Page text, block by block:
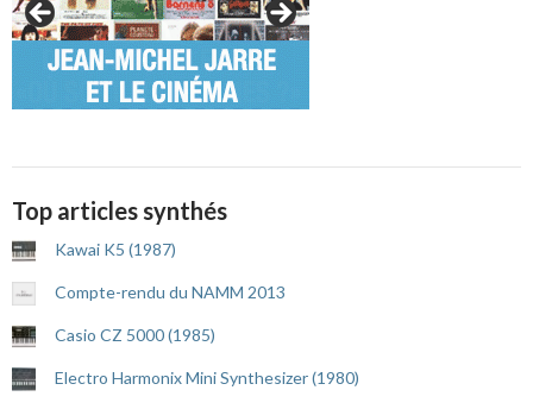
Top articles synthés
Kawai K5 (1987)
Compte-rendu du NAMM 2013
Casio CZ 5000 (1985)
Electro Harmonix Mini Synthesizer (1980)